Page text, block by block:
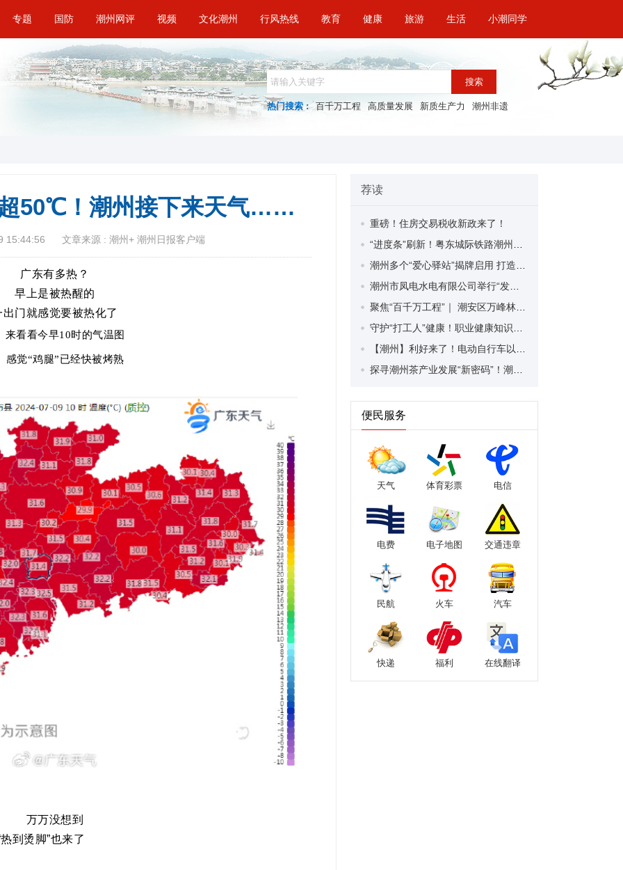
专题 国防 潮州网评 视频 文化潮州 行风热线 教育 健康 旅游 生活 小潮同学
搜索
热门搜索 : 百千万工程 高质量发展 新质生产力 潮州非遗
50℃！潮州接下来天气……
15:44:56 文章来源 : 潮州+ 潮州日报客户端
广东有多热？
早上是被热醒的
出门就感觉要被热化了
来看看今早10时的气温图
感觉“鸡腿”已经快被烤熟
万万没想到
热到烫脚”也来了
荐读
重磅！住房交易税收新政来了！
便民服务
天气 体育彩票 电信
电费 电子地图 交通违章
民航 火车 汽车
快递 福利 在线翻译